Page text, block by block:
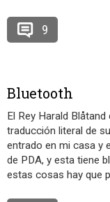
9
Bluetooth
El Rey Harald
traducción literal de
entrado en mi casa y
de PDA, y esta tiene
estas cosas hay que